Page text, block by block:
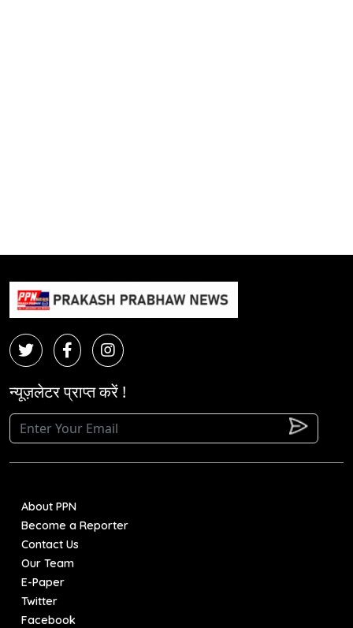
न्यूज़लेटर प्राप्त करें !
About PPN
Become a Reporter
Contact Us
Our Team
E-Paper
Twitter
Facebook